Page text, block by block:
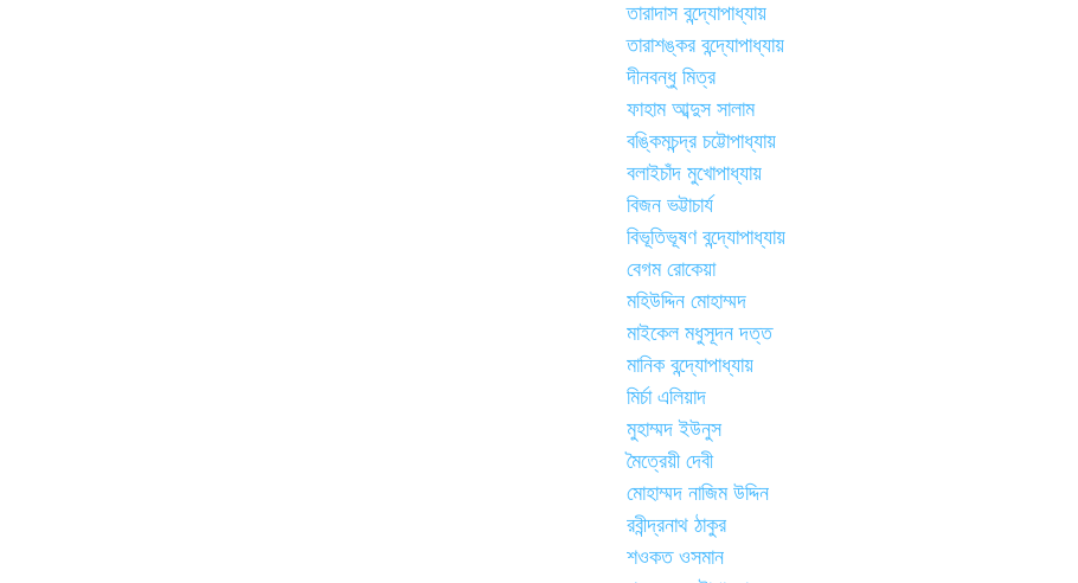
তারাদাস বন্দ্যোপাধ্যায়
তারাশঙ্কর বন্দ্যোপাধ্যায়
দীনবন্ধু মিত্র
ফাহাম আব্দুস সালাম
বঙ্কিমচন্দ্র চট্টোপাধ্যায়
বলাইচাঁদ মুখোপাধ্যায়
বিজন ভট্টাচার্য
বিভূতিভূষণ বন্দ্যোপাধ্যায়
বেগম রোকেয়া
মহিউদ্দিন মোহাম্মদ
মাইকেল মধুসূদন দত্ত
মানিক বন্দ্যোপাধ্যায়
মির্চা এলিয়াদ
মুহাম্মদ ইউনুস
মৈত্রেয়ী দেবী
মোহাম্মদ নাজিম উদ্দিন
রবীন্দ্রনাথ ঠাকুর
শওকত ওসমান